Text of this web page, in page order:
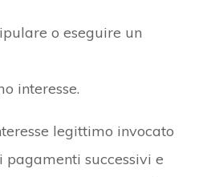
o eseguire un
interesse.
legittimo invocato
pagamenti successivi e